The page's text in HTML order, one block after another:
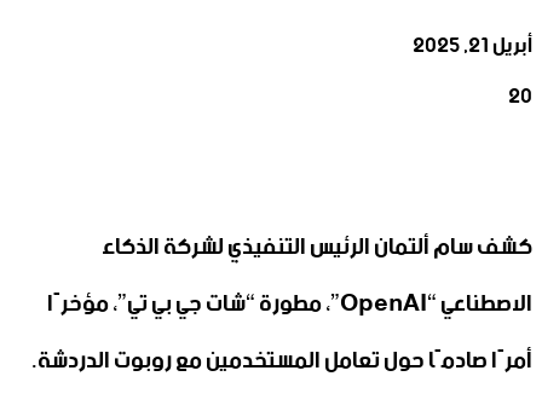
أبريل 21, 2025
20
كشف سام ألتمان الرئيس التنفيذي لشركة الذكاء
الاصطناعي “OpenAI”، مطورة “شات جي بي تي”، مؤخرًا
أمرًا صادمًا حول تعامل المستخدمين مع روبوت الدردشة.